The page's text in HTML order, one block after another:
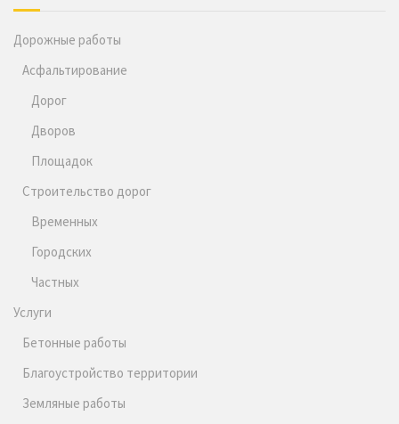
Дорожные работы
Асфальтирование
Дорог
Дворов
Площадок
Строительство дорог
Временных
Городских
Частных
Услуги
Бетонные работы
Благоустройство территории
Земляные работы